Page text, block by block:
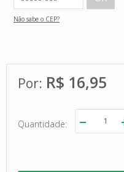
Não sabe o CEP?
R$ 16,95
Quantidade